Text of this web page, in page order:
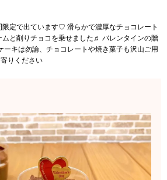
定で出ています♡ 滑らかで濃厚なチョコレート
ムと削りチョコを乗せました♬ バレンタインの贈
ーキは勿論、チョコレートや焼き菓子も沢山ご用
りください